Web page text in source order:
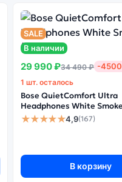
SALE
В наличии
29 990 ₽34 490 ₽ -
1 шт. осталось
Bose QuietComfort Ultra
Headphones White
★★★★★4,9(167)
В корзину